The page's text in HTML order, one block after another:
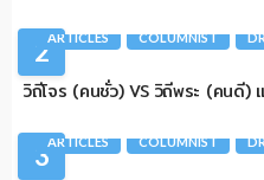
2ARTICLES COLUMNIST
วิถีโจร (คนชั่ว) VS วิถีพระ (คนดี)
3ARTICLES COLUMNIST